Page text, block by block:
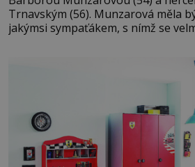
Trnavským (56). Munzarová měla
jakýmsi sympaťákem, s nímž se